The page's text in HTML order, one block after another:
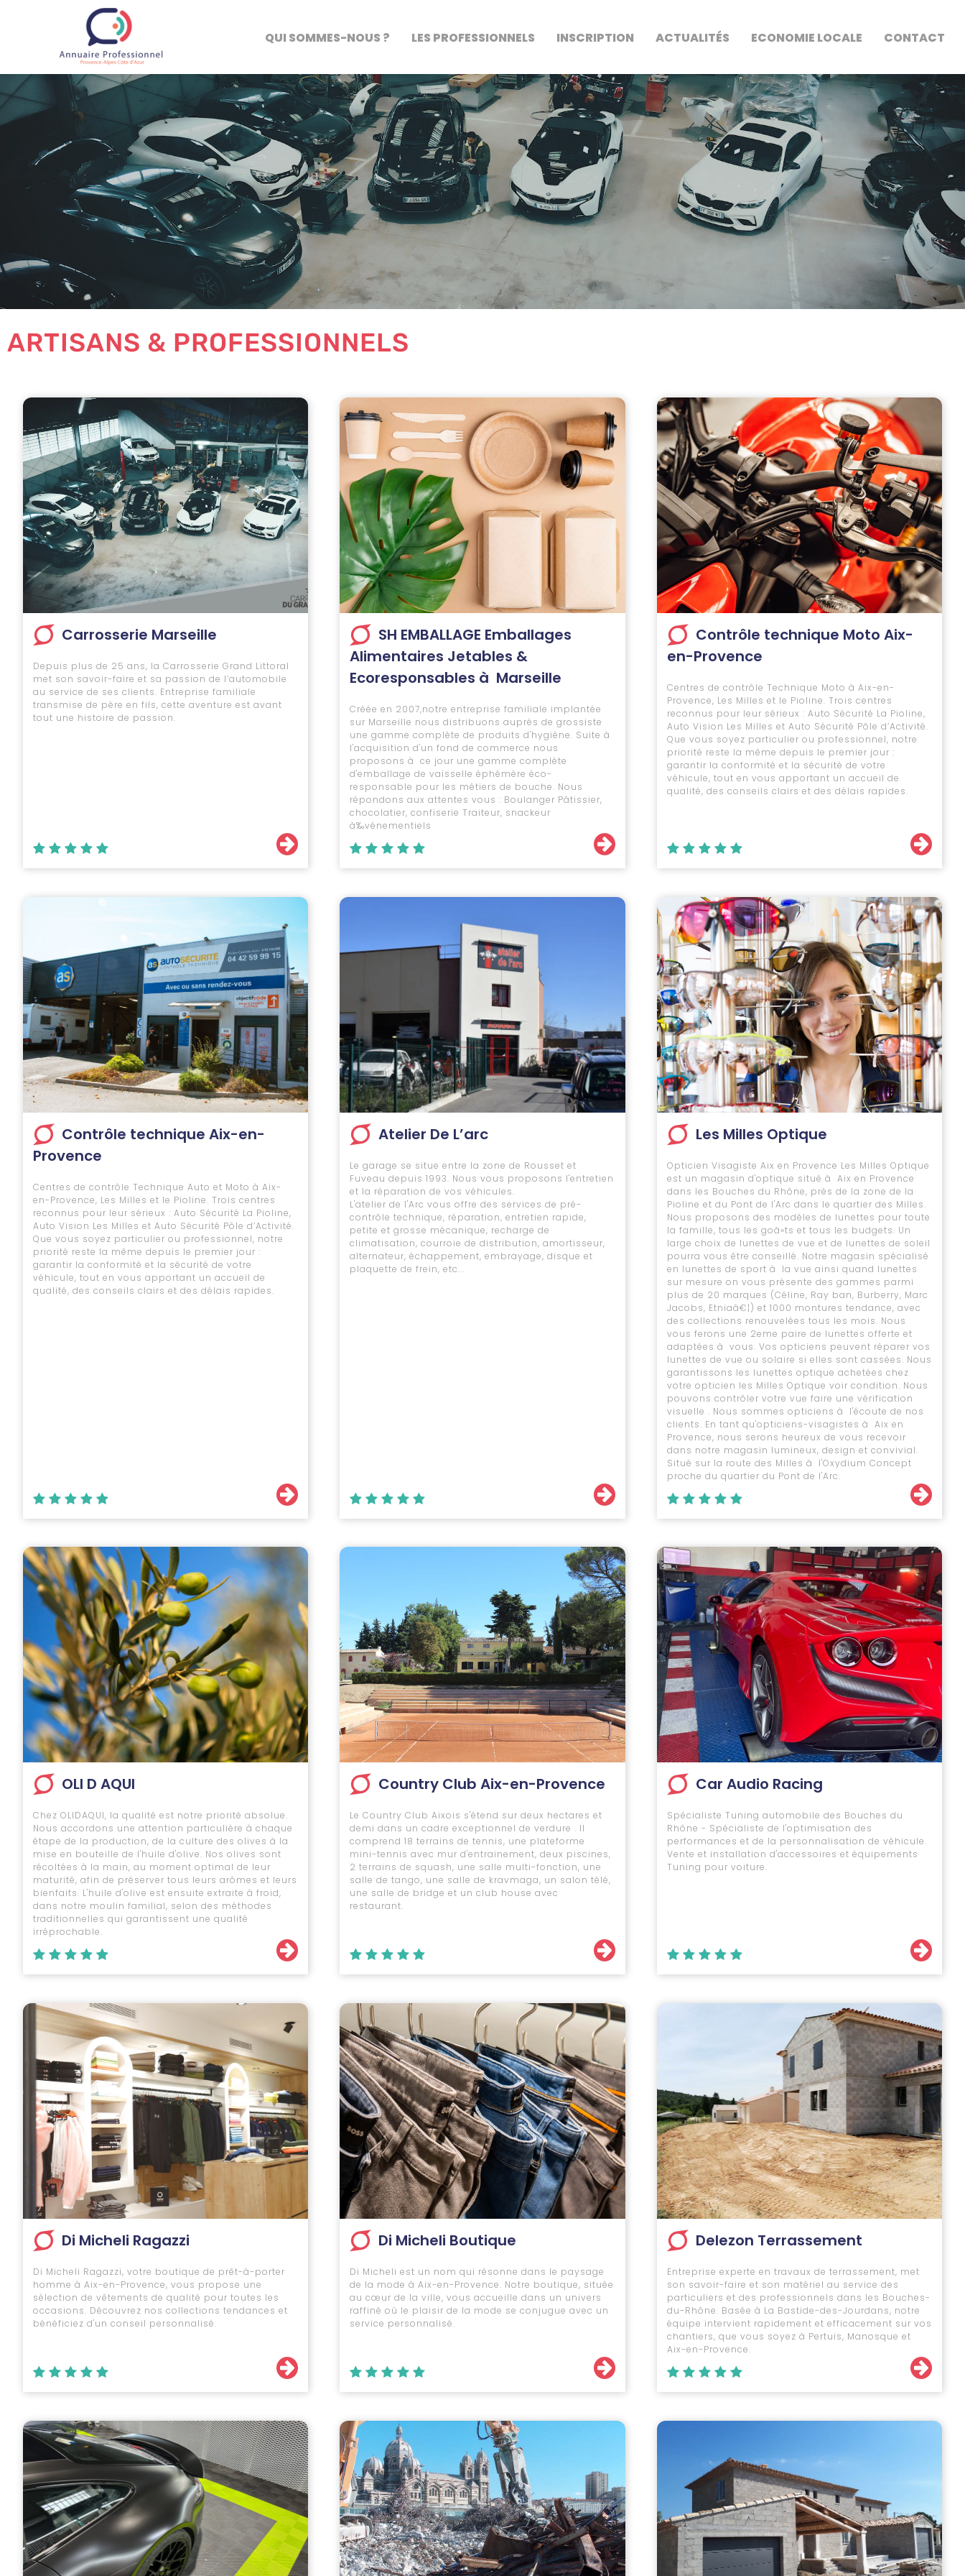
QUI SOMMES-NOUS ? LES PROFESSIONNELS INSCRIPTION ACTUALITÉS ECONOMIE LOCALE CONTACT
ARTISANS & PROFESSIONNELS
Carrosserie Marseille
Depuis plus de 25 ans, la Carrosserie Grand Littoral
met son savoir-faire et sa passion de l’automobile
au service de ses clients. Entreprise familiale
transmise de père en fils, cette aventure est avant
tout une histoire de passion.
SH EMBALLAGE Emballages
Alimentaires Jetables &
Ecoresponsables à Marseille
Créée en 2007,notre entreprise familiale implantée
sur Marseille nous distribuons auprès de grossiste
une gamme complète de produits d'hygiène. Suite à
l'acquisition d'un fond de commerce nous
proposons à ce jour une gamme complète
d'emballage de vaisselle éphémère éco-
responsable pour les métiers de bouche. Nous
répondons aux attentes vous : Boulanger Pâtissier,
chocolatier, confiserie Traiteur, snackeur
à‰vénementiels
Contrôle technique Moto Aix-
en-Provence
Centres de contrôle Technique Moto à Aix-en-
Provence, Les Milles et le Pioline. Trois centres
reconnus pour leur sérieux : Auto Sécurité La Pioline,
Auto Vision Les Milles et Auto Sécurité Pôle d’Activité.
Que vous soyez particulier ou professionnel, notre
priorité reste la même depuis le premier jour :
garantir la conformité et la sécurité de votre
véhicule, tout en vous apportant un accueil de
qualité, des conseils clairs et des délais rapides.
Contrôle technique Aix-en-
Provence
Centres de contrôle Technique Auto et Moto à Aix-
en-Provence, Les Milles et le Pioline. Trois centres
reconnus pour leur sérieux : Auto Sécurité La Pioline,
Auto Vision Les Milles et Auto Sécurité Pôle d’Activité.
Que vous soyez particulier ou professionnel, notre
priorité reste la même depuis le premier jour :
garantir la conformité et la sécurité de votre
véhicule, tout en vous apportant un accueil de
qualité, des conseils clairs et des délais rapides.
Atelier De L’arc
Le garage se situe entre la zone de Rousset et
Fuveau depuis 1993. Nous vous proposons l'entretien
et la réparation de vos véhicules.
L'atelier de l'Arc vous offre des services de pré-
contrôle technique, réparation, entretien rapide,
petite et grosse mécanique, recharge de
climatisation, courroie de distribution, amortisseur,
alternateur, échappement, embrayage, disque et
plaquette de frein, etc...
Les Milles Optique
Opticien Visagiste Aix en Provence Les Milles Optique
est un magasin d'optique situé à Aix en Provence
dans les Bouches du Rhône, près de la zone de la
Pioline et du Pont de l'Arc dans le quartier des Milles.
Nous proposons des modèles de lunettes pour toute
la famille, tous les goà»ts et tous les budgets. Un
large choix de lunettes de vue et de lunettes de soleil
pourra vous être conseillé. Notre magasin spécialisé
en lunettes de sport à la vue ainsi quand lunettes
sur mesure on vous présente des gammes parmi
plus de 20 marques (Céline, Ray ban, Burberry, Marc
Jacobs, Etniaâ€¦) et 1000 montures tendance, avec
des collections renouvelées tous les mois. Nous
vous ferons une 2eme paire de lunettes offerte et
adaptées à vous. Vos opticiens peuvent réparer vos
lunettes de vue ou solaire si elles sont cassées. Nous
garantissons les lunettes optique achetées chez
votre opticien les Milles Optique voir condition. Nous
pouvons contrôler votre vue faire une vérification
visuelle . Nous sommes opticiens à l'écoute de nos
clients. En tant qu'opticiens-visagistes à Aix en
Provence, nous serons heureux de vous recevoir
dans notre magasin lumineux, design et convivial.
Situé sur la route des Milles à l'Oxydium Concept
proche du quartier du Pont de l'Arc.
OLI D AQUI
Chez OLIDAQUI, la qualité est notre priorité absolue.
Nous accordons une attention particulière à chaque
étape de la production, de la culture des olives à la
mise en bouteille de l'huile d'olive. Nos olives sont
récoltées à la main, au moment optimal de leur
maturité, afin de préserver tous leurs arômes et leurs
bienfaits. L'huile d'olive est ensuite extraite à froid,
dans notre moulin familial, selon des méthodes
traditionnelles qui garantissent une qualité
irréprochable.
Country Club Aix-en-Provence
Le Country Club Aixois s'étend sur deux hectares et
demi dans un cadre exceptionnel de verdure . Il
comprend 18 terrains de tennis, une plateforme
mini-tennis avec mur d'entrainement, deux piscines,
2 terrains de squash, une salle multi-fonction, une
salle de tango, une salle de kravmaga, un salon télé,
une salle de bridge et un club house avec
restaurant.
Car Audio Racing
Spécialiste Tuning automobile des Bouches du
Rhône - Spécialiste de l'optimisation des
performances et de la personnalisation de véhicule.
Vente et installation d'accessoires et équipements
Tuning pour voiture.
Di Micheli Ragazzi
Di Micheli Ragazzi, votre boutique de prêt-à-porter
homme à Aix-en-Provence, vous propose une
sélection de vêtements de qualité pour toutes les
occasions. Découvrez nos collections tendances et
bénéficiez d'un conseil personnalisé.
Di Micheli Boutique
Di Micheli est un nom qui résonne dans le paysage
de la mode à Aix-en-Provence. Notre boutique, située
au cœur de la ville, vous accueille dans un univers
raffiné où le plaisir de la mode se conjugue avec un
service personnalisé.
Delezon Terrassement
Entreprise experte en travaux de terrassement, met
son savoir-faire et son matériel au service des
particuliers et des professionnels dans les Bouches-
du-Rhône. Basée à La Bastide-des-Jourdans, notre
équipe intervient rapidement et efficacement sur vos
chantiers, que vous soyez à Pertuis, Manosque et
Aix-en-Provence.